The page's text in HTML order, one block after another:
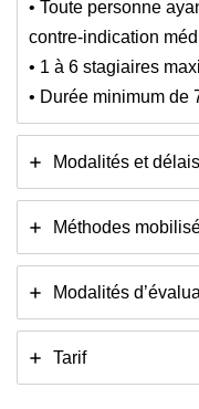
• Toute personne
contre-indication
• 1 à 6 stagiaires
• Durée minimum de
Modalités et
Méthodes
Modalités
Tarif